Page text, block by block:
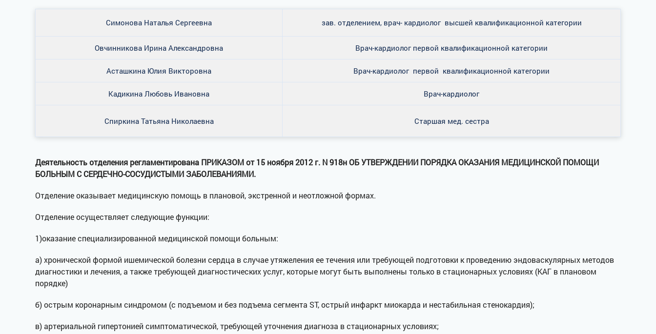
Симонова Наталья Сергеевна зав. отделением, врач- кардиолог высшей квалификационной категории
Овчинникова Ирина Александровна Врач-кардиолог первой квалификационной категории
Асташкина Юлия Викторовна Врач-кардиолог первой квалификационной категории
Кадикина Любовь Ивановна Врач-кардиолог
Спиркина Татьяна Николаевна Старшая мед. сестра
Деятельность отделения регламентирована ПРИКАЗОМ от 15 ноября 2012 г. N 918н ОБ УТВЕРЖДЕНИИ ПОРЯДКА ОКАЗАНИЯ МЕДИЦИНСКОЙ ПОМОЩИ
БОЛЬНЫМ С СЕРДЕЧНО-СОСУДИСТЫМИ ЗАБОЛЕВАНИЯМИ.
Отделение оказывает медицинскую помощь в плановой, экстренной и неотложной формах.
Отделение осуществляет следующие функции:
1)оказание специализированной медицинской помощи больным:
а) хронической формой ишемической болезни сердца в случае утяжеления ее течения или требующей подготовки к проведению эндоваскулярных методов
диагностики и лечения, а также требующей диагностических услуг, которые могут быть выполнены только в стационарных условиях (КАГ в плановом
порядке)
б) острым коронарным синдромом (с подъемом и без подъема сегмента ST, острый инфаркт миокарда и нестабильная стенокардия);
в) артериальной гипертонией симптоматической, требующей уточнения диагноза в стационарных условиях;